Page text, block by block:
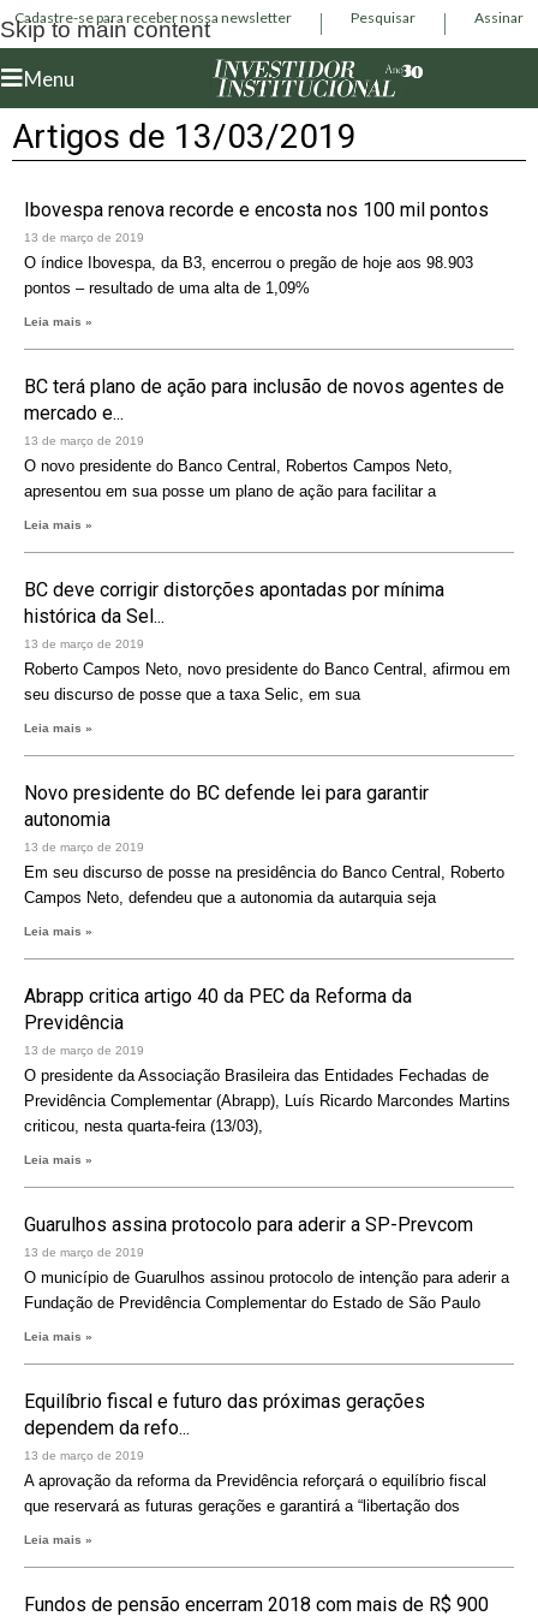
Skip to main content
Cadastre-se para receber nossa newsletter Pesquisar Assinar
Menu
Artigos de 13/03/2019
Ibovespa renova recorde e encosta nos 100 mil pontos
13 de março de 2019
O índice Ibovespa, da B3, encerrou o pregão de hoje aos 98.903
pontos – resultado de uma alta de 1,09%
Leia mais »
BC terá plano de ação para inclusão de novos agentes de
mercado e...
13 de março de 2019
O novo presidente do Banco Central, Robertos Campos Neto,
apresentou em sua posse um plano de ação para facilitar a
Leia mais »
BC deve corrigir distorções apontadas por mínima
histórica da Sel...
13 de março de 2019
Roberto Campos Neto, novo presidente do Banco Central, afirmou em
seu discurso de posse que a taxa Selic, em sua
Leia mais »
Novo presidente do BC defende lei para garantir
autonomia
13 de março de 2019
Em seu discurso de posse na presidência do Banco Central, Roberto
Campos Neto, defendeu que a autonomia da autarquia seja
Leia mais »
Abrapp critica artigo 40 da PEC da Reforma da
Previdência
13 de março de 2019
O presidente da Associação Brasileira das Entidades Fechadas de
Previdência Complementar (Abrapp), Luís Ricardo Marcondes Martins
criticou, nesta quarta-feira (13/03),
Leia mais »
Guarulhos assina protocolo para aderir a SP-Prevcom
13 de março de 2019
O município de Guarulhos assinou protocolo de intenção para aderir a
Fundação de Previdência Complementar do Estado de São Paulo
Leia mais »
Equilíbrio fiscal e futuro das próximas gerações
dependem da refo...
13 de março de 2019
A aprovação da reforma da Previdência reforçará o equilíbrio fiscal
que reservará as futuras gerações e garantirá a “libertação dos
Leia mais »
Fundos de pensão encerram 2018 com mais de R$ 900